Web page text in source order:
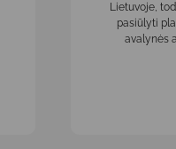
Lietuvoje,
pasiūlyti
avalynės